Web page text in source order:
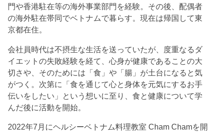
門や香港駐在等の海外事業部門を経験。その後、配偶者
の海外駐在帯同でベトナムで暮らす。現在は帰国して東
京都在住。
会社員時代は不摂生な生活を送っていたが、度重なるダ
イエットの失敗経験を経て、心身が健康であることの大
切さや、そのためには「食」や「腸」が土台になると気
がつく。次第に「食を通じて心と身体を元気にするお手
伝いをしたい」という想いに至り、食と健康について学
んだ後に活動を開始。
2022年7月にヘルシーベトナム料理教室 Cham Chamを開